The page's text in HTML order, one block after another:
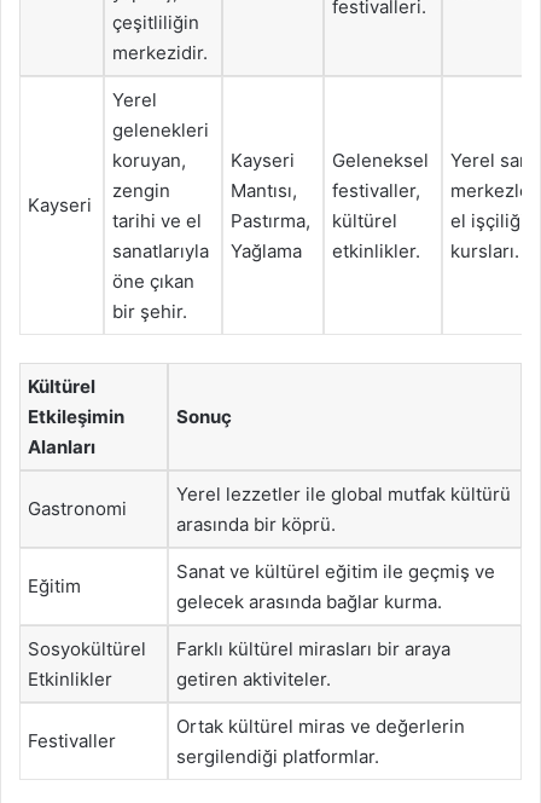
çeşitliliğin
merkezidir.
festivalleri.
Kayseri
Yerel
gelenekleri
koruyan,
zengin
tarihi ve el
sanatlarıyla
öne çıkan
bir şehir.
Kayseri
Mantısı,
Pastırma,
Yağlama
Geleneksel
festivaller,
kültürel
etkinlikler.
Yerel
el işçiliği
kursları.
Kültürel
Etkileşimin
Alanları
Sonuç
Gastronomi
Yerel lezzetler ile global mutfak kültürü
arasında bir köprü.
Eğitim
Sanat ve kültürel eğitim ile geçmiş ve
gelecek arasında bağlar kurma.
Sosyokültürel
Etkinlikler
Farklı kültürel mirasları bir araya
getiren aktiviteler.
Festivaller
Ortak kültürel miras ve değerlerin
sergilendiği platformlar.